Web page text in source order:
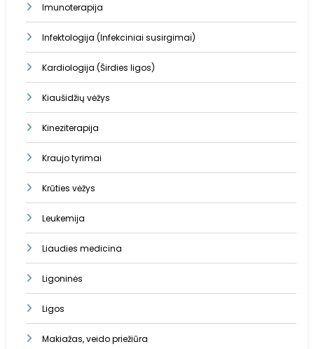
Imunoterapija
Infektologija (Infekciniai susirgimai)
Kardiologija (Širdies ligos)
Kiaušidžių vėžys
Kineziterapija
Kraujo tyrimai
Krūties vėžys
Leukemija
Liaudies medicina
Ligoninės
Ligos
Makiažas, veido priežiūra